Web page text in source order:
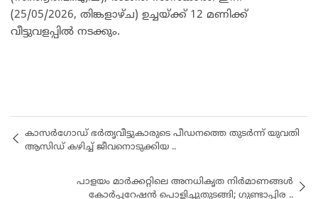
(25/05/2026, തിങ്കളാഴ്ച) ഉച്ചയ്ക്ക് 12 മണിക്ക്
വീട്ടുവളപ്പിൽ നടക്കും.
കാസർഗോഡ് ഭർതൃവീട്ടുകാരുടെ പീഡനത്തെ തുടർന്ന് യുവതി
ആസിഡ് കഴിച്ച് ജീവനൊടുക്കിയ ..
പാളയം മാർക്കറ്റിലെ അനധികൃത നിർമാണങ്ങൾ
കോർപ്പറേഷൻ പൊളിച്ചുതുടങ്ങി; ഗുണ്ടാപ്പിര ..